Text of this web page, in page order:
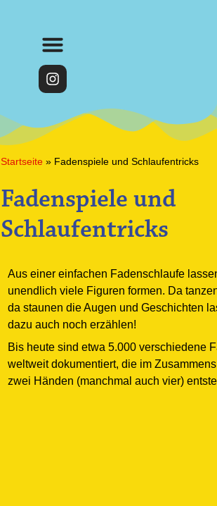
Startseite » Fadenspiele und Schlaufentricks
Fadenspiele und
Schlaufentricks
Aus einer einfachen Fadenschlaufe
unendlich viele Figuren formen. Da
da staunen die Augen und Geschichten
dazu auch noch erzählen!
Bis heute sind etwa 5.000 verschiedene
weltweit dokumentiert, die im
zwei Händen (manchmal auch vier)